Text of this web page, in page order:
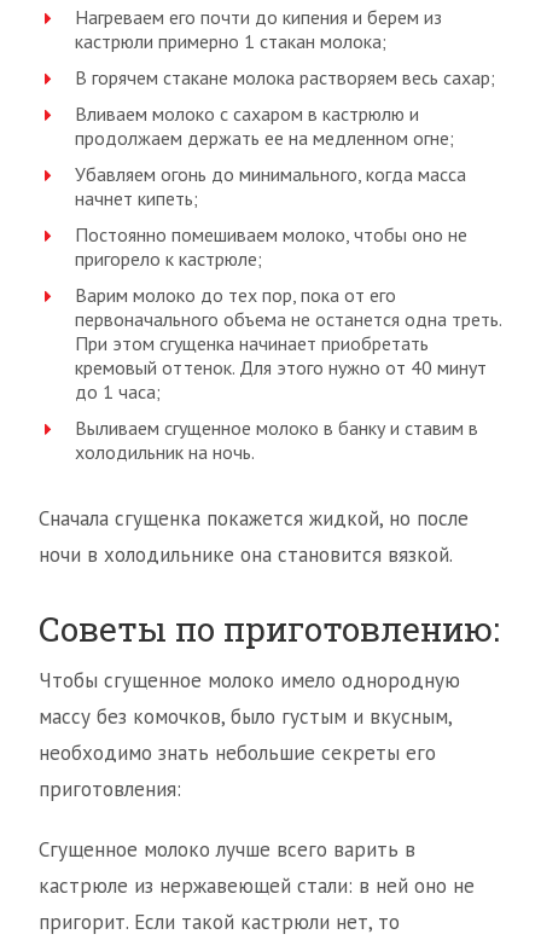
Нагреваем его почти до кипения и берем из
кастрюли примерно 1 стакан молока;
В горячем стакане молока растворяем весь сахар;
Вливаем молоко с сахаром в кастрюлю и
продолжаем держать ее на медленном огне;
Убавляем огонь до минимального, когда масса
начнет кипеть;
Постоянно помешиваем молоко, чтобы оно не
пригорело к кастрюле;
Варим молоко до тех пор, пока от его
первоначального объема не останется одна треть.
При этом сгущенка начинает приобретать
кремовый оттенок. Для этого нужно от 40 минут
до 1 часа;
Выливаем сгущенное молоко в банку и ставим в
холодильник на ночь.
Сначала сгущенка покажется жидкой, но после
ночи в холодильнике она становится вязкой.
Советы по приготовлению:
Чтобы сгущенное молоко имело однородную
массу без комочков, было густым и вкусным,
необходимо знать небольшие секреты его
приготовления:
Сгущенное молоко лучше всего варить в
кастрюле из нержавеющей стали: в ней оно не
пригорит. Если такой кастрюли нет, то